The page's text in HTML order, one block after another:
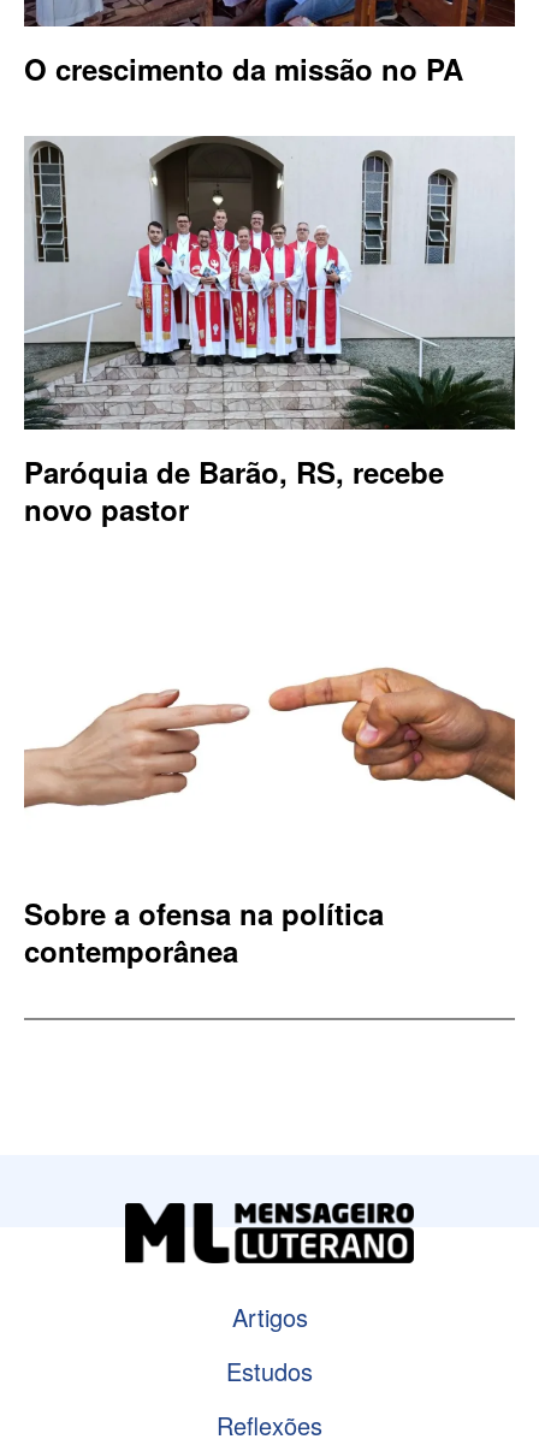
O crescimento da missão no PA
Paróquia de Barão, RS, recebe
novo pastor
Sobre a ofensa na política
contemporânea
Artigos
Estudos
Reflexões